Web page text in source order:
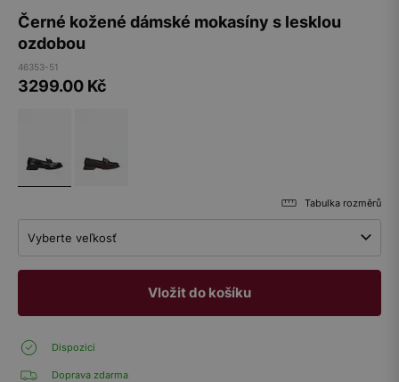
Černé kožené dámské mokasíny s lesklou
ozdobou
46353-51
3299.00 Kč
Tabulka rozměrů
Vyberte veľkosť
Vložit do košíku
Dispozici
Doprava zdarma